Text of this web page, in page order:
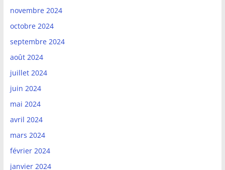
novembre 2024
octobre 2024
septembre 2024
août 2024
juillet 2024
juin 2024
mai 2024
avril 2024
mars 2024
février 2024
janvier 2024